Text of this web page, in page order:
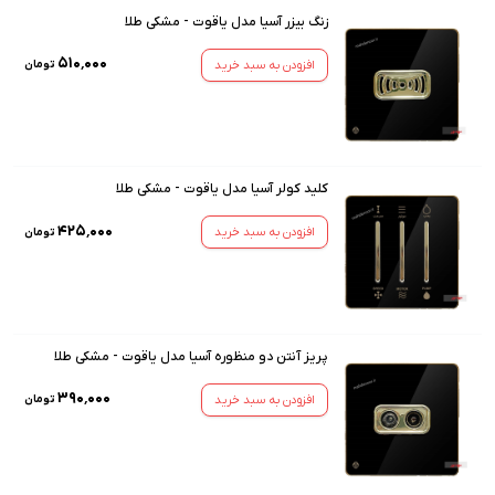
زنگ بیزر آسیا مدل یاقوت - مشکی طلا
افزودن به سبد خرید ۵۱۰٬۰۰۰ تومان
کلید کولر آسیا مدل یاقوت - مشکی طلا
افزودن به سبد خرید ۴۲۵٬۰۰۰ تومان
پریز آنتن دو منظوره آسیا مدل یاقوت - مشکی طلا
افزودن به سبد خرید ۳۹۰٬۰۰۰ تومان